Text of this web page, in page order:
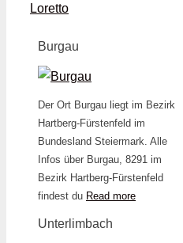
Loretto
Burgau
Der Ort Burgau liegt im Bezirk
Hartberg-Fürstenfeld im
Bundesland Steiermark. Alle
Infos über Burgau, 8291 im
Bezirk Hartberg-Fürstenfeld
findest du Read more
Unterlimbach